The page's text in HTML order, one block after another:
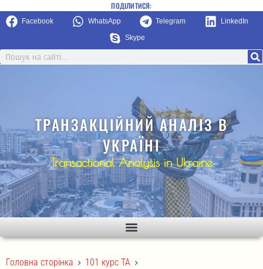
ПОДІЛИТИСЯ:
Facebook WhatsApp Telegram LinkedIn
Skype
ТРАНЗАКЦІЙНИЙ АНАЛІЗ В
УКРАЇНІ
Transactional Analysis in Ukraine
Головна сторінка > 101 курс ТА >